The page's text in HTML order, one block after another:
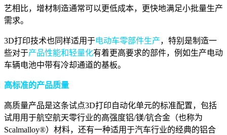
艺相比，增材制造通常可以更低成本，更快地满足小批量生产
需求。
3D打印技术也同样适用于电动车零部件生产，特别是制造一
些对于产品性能和轻量化有着更高要求的部件，例如生产电动
车辆电池中带有冷却通道的基板。
高标准的产品质量
高质量产品是这条试点3D打印自动化单元的标准配置，包括
试用用于航空航天零行业的高强度铝/镁/钪合金（也称为
Scalmalloy®）材料，还有一种适用于汽车行业的经典的铝合